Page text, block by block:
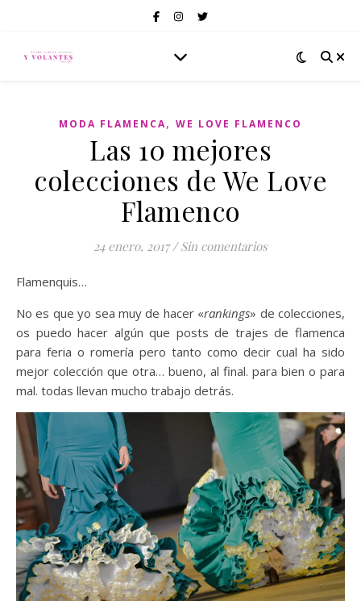
MODA FLAMENCA, WE LOVE FLAMENCO
Las 10 mejores
colecciones de We Love
Flamenco
24 enero, 2017 / Sin comentarios
Flamenquis…
No es que yo sea muy de hacer «rankings» de colecciones,
os puedo hacer algún que posts de trajes de flamenca
para feria o romería pero tanto como decir cual ha sido
mejor colección que otra… bueno, al final. para bien o para
mal. todas llevan mucho trabajo detrás.